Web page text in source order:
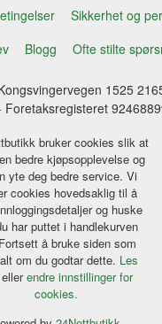
Sikkerhet og
Blogg Ofte stilte
1525
Foretaksregisteret
bruker cookies slik at
bedre kjøpsopplevelse og
yte deg bedre service. Vi
cookies hovedsaklig til å
og huske
har puttet i handlekurven
å bruke siden som
om du godtar dette. Les
ellerendre innstillinger for
cookies.